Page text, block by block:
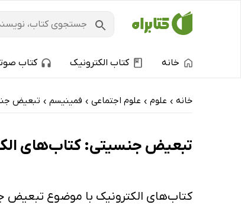
خانه کتاب الکترونیک کتاب
خانه › علوم › علوم اجتماعی › فمینیسم › تبعیض
تبعیض جنسیتی: کتاب‌های
کتاب‌های الکترونیک با موضوع تبعیض